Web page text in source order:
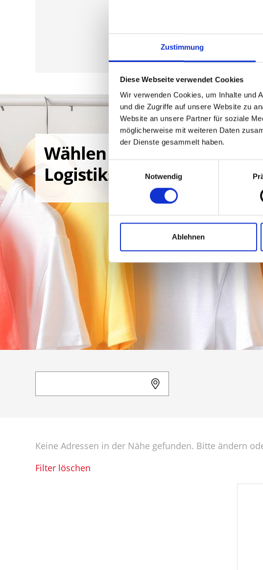
Zustimmung
Diese Webseite verwendet Cookies
Wir verwenden Cookies, um Inhalte und
und die Zugriffe auf unsere Website zu
Website an unsere Partner für soziale
möglicherweise mit weiteren Daten
der Dienste gesammelt haben.
Notwendig
Ablehnen
Wählen Sie Ihren
Logistikstandort
Keine Adressen in der Nähe gefunden. Bitte ändern
Filter löschen